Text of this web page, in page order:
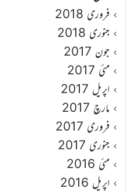
فروری 2018
جنوری 2018
جون 2017
مئی 2017
اپریل 2017
مارچ 2017
فروری 2017
جنوری 2017
مئی 2016
اپریل 2016